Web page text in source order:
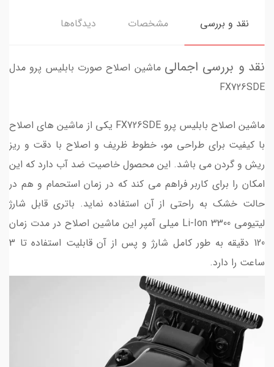
نقد و بررسی مشخصات دیدگاه‌ها
نقد و بررسی اجمالی ماشین اصلاح صورت بابلیس پرو مدل
FX726SDE
ماشین اصلاح بابلیس پرو FX726SDE یکی از ماشین های اصلاح
با کیفیت برای طراحی مو، خطوط ظریف و اصلاح با دقت و ریز
ریش و گردن می باشد. این محصول خاصیت ضد آب دارد که این
امکان را برای کاربر فراهم می کند که در زمان استحمام و هم در
حالت خشک به راحتی از آن استفاده نماید. باتری قابل شارژ
لیتیومی Li-Ion 3300 میلی آمپر این ماشین اصلاح در مدت زمان
120 دقیقه به طور کامل شارژ و پس از آن قابلیت استفاده تا 3
ساعت را دارد.